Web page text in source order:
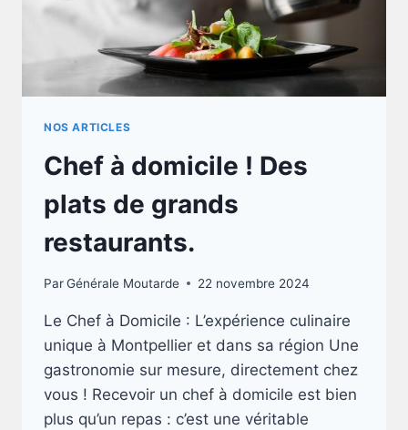
CONVIVIALE
NOS ARTICLES
Chef à domicile ! Des
plats de grands
restaurants.
ParGénérale Moutarde 22 novembre 2024
Le Chef à Domicile : L’expérience culinaire
unique à Montpellier et dans sa région Une
gastronomie sur mesure, directement chez
vous ! Recevoir un chef à domicile est bien
plus qu’un repas : c’est une véritable